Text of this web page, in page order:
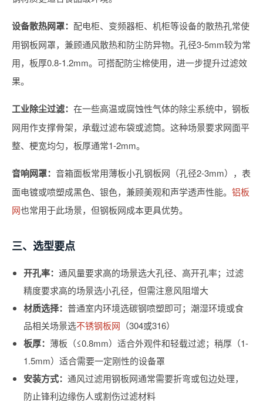
设备散热网罩： 配电柜、变频器柜、机柜等设备的散热孔常使
用钢板网罩，兼顾通风散热和防尘防异物。孔径3-5mm较为常
用，板厚0.8-1.2mm。可搭配防尘棉使用，进一步提升过滤效
果。
工业除尘过滤： 在一些高温或腐蚀性气体的除尘系统中，钢板
网用作支撑骨架，承载过滤布袋或滤筒。这种场景要求网面平
整、梗宽均匀，板厚通常1-2mm。
音响网罩： 音箱面板常用薄板小孔钢板网（孔径2-3mm），表
面电镀或喷塑成黑色、银色，兼顾美观和声学透声性能。 铝板
网也常用于此场景，但钢板网成本更具优势。
三、选型要点
开孔率： 通风量要求高的场景选大孔径、高开孔率；过滤
精度要求高的场景选小孔径，但需注意风阻增大
材质选择： 普通室内环境选碳钢喷塑即可；潮湿环境或食
品相关场景选不锈钢板网 （304或316）
板厚： 薄板（≤0.8mm）适合外观件和轻载过滤；稍厚（1-
1.5mm）适合需要一定刚性的设备罩
安装方式： 通风过滤用钢板网通常需要折弯或包边处理，
防止锋利边缘伤人或割伤过滤材料